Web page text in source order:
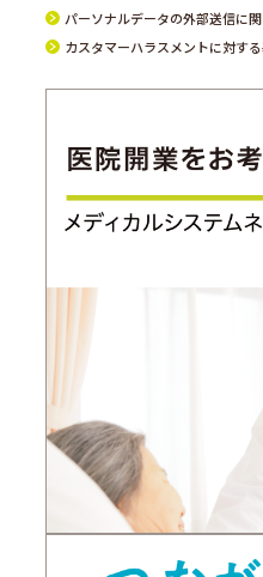
パーソナルデータの外部送信に
カスタマーハラスメントに対す